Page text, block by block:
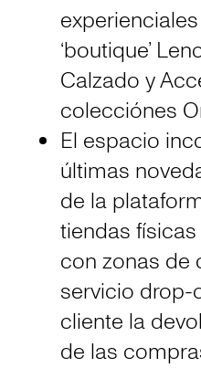
‘boutique’
Calzado y
colecciónes
El espacio
últimas
de la
tiendas
con zonas de
servicio drop-
cliente la
de las